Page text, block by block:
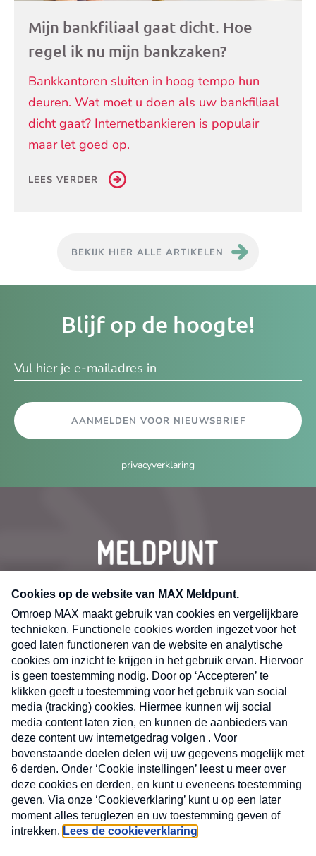
Mijn bankfiliaal gaat dicht. Hoe
regel ik nu mijn bankzaken?
Bankkantoren sluiten in hoog tempo hun
deuren. Wat moet u doen als uw bankfiliaal
dicht gaat? Internetbankieren is populair
maar let goed op.
LEES VERDER
BEKIJK HIER ALLE ARTIKELEN
Blijf op de hoogte!
AANMELDEN VOOR NIEUWSBRIEF
privacyverklaring
CONTACT
Volg ons op
MAX Cookieverklaring Kwetsbaarheid
X
Nieuwsbrief
Neem hier een gratis abonnement op de MAX
Consumenten nieuwsbrief. Elke maandag en
donderdag in uw mailbox.